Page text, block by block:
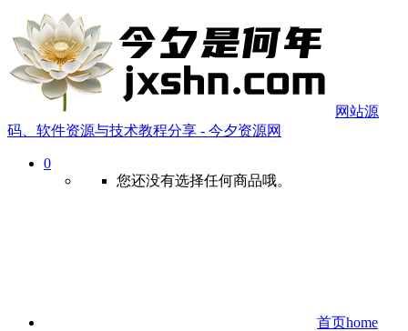
网站源
码、软件资源与技术教程分享 - 今夕资源网
0
您还没有选择任何商品哦。
首页home